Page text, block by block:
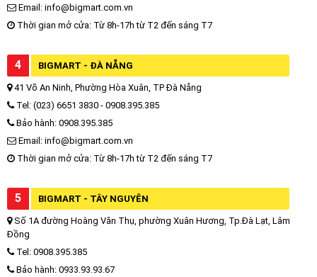
Email: info@bigmart.com.vn
Thời gian mở cửa: Từ 8h-17h từ T2 đến sáng T7
4 BIGMART - ĐÀ NẴNG
41 Võ An Ninh, Phường Hòa Xuân, TP Đà Nẵng
Tel: (023) 6651 3830 - 0908.395.385
Bảo hành: 0908.395.385
Email: info@bigmart.com.vn
Thời gian mở cửa: Từ 8h-17h từ T2 đến sáng T7
5 BIGMART - TÂY NGUYÊN
Số 1A đường Hoàng Văn Thụ, phường Xuân Hương, Tp.Đà Lạt, Lâm
Đồng
Tel: 0908.395.385
Bảo hành: 0933.93.93.67